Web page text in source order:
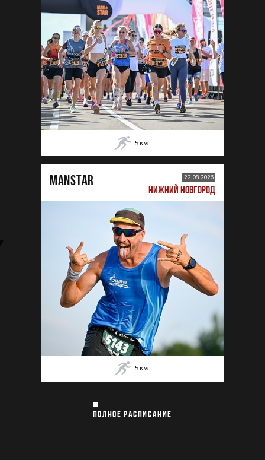
5 км
MANSTAR 22.08.2026
НИЖНИЙ НОВГОРОД
5 км
ПОЛНОЕ РАСПИСАНИЕ